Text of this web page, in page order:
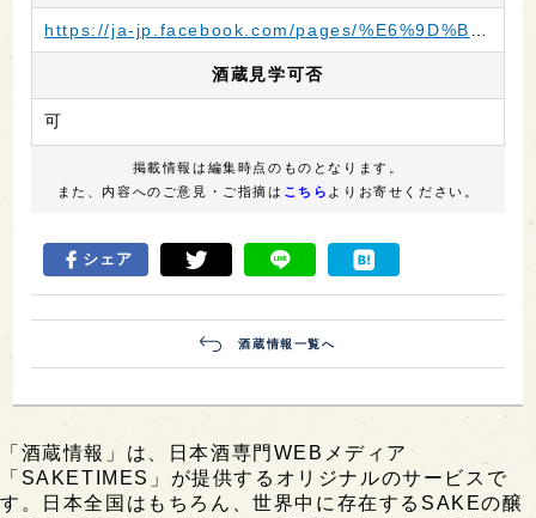
酒蔵見学可否
可
掲載情報は編集時点のものとなります。
また、内容へのご意見・ご指摘は こちら よりお寄せください。
シェア
酒蔵情報一覧へ
「酒蔵情報」は、日本酒専門WEBメディア
「SAKETIMES」が提供するオリジナルのサービスで
す。日本全国はもちろん、世界中に存在するSAKEの醸